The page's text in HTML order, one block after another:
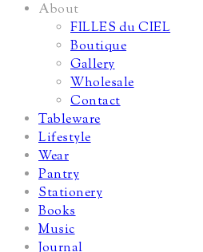
About
FILLES du CIEL
Boutique
Gallery
Wholesale
Contact
Tableware
Lifestyle
Wear
Pantry
Stationery
Books
Music